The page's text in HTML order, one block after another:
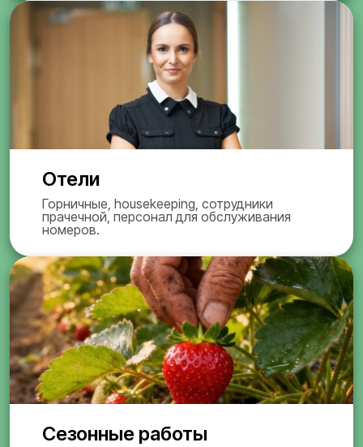
Отели
Горничные, housekeeping, сотрудники
прачечной, персонал для обслуживания
номеров.
Сезонные работы